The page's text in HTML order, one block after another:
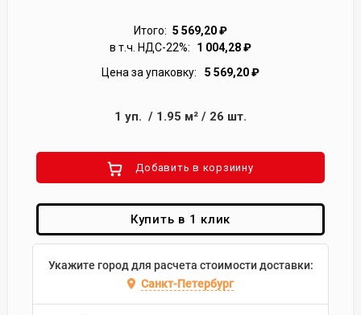
Итого: 5 569,20₽
в т.ч. НДС-22%:
1 004,28₽
Цена за упаковку:
5 569,20₽
1 уп. / 1.95 м² / 26 шт.
Добавить в корзиину
Купить в 1 клик
Укажите город для расчета стоимости доставки:
Санкт-Петербург